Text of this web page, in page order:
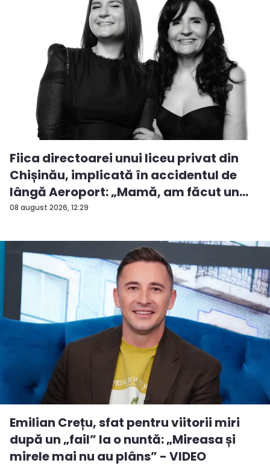
08 august 2026, 12:29
Fiica directoarei unui liceu privat din
Chișinău, implicată în accidentul de
lângă Aeroport: „Mamă, am făcut un
ac...
Emilian Crețu, sfat pentru viitorii miri
după un „fail” la o nuntă: „Mireasa și
mirele mai nu au plâns” - VIDEO